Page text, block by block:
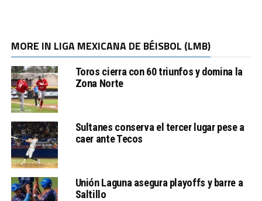
MORE IN LIGA MEXICANA DE BÉISBOL (LMB)
Toros cierra con 60 triunfos y domina la
Zona Norte
Sultanes conserva el tercer lugar pese a
caer ante Tecos
Unión Laguna asegura playoffs y barre a
Saltillo